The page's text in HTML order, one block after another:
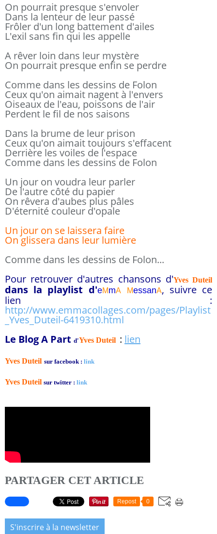
On pourrait presque s'envoler
Dans la lenteur de leur passé
Frôler d'un long battement d'ailes
L'exil sans fin qui les appelle
A rêver loin dans leur mystère
On pourrait presque enfin se perdre
Comme dans les dessins de Folon
Ceux qu'on aimait nagent à l'envers
Oiseaux de l'eau, poissons de l'air
Perdent le fil de nos saisons
Dans la brume de leur prison
Ceux qu'on aimait toujours s'effacent
Derrière les voiles de l'espace
Comme dans les dessins de Folon
Un jour on voudra leur parler
De l'autre côté du papier
On rêvera d'aubes plus pâles
D'éternité couleur d'opale
Un jour on se laissera faire
On glissera dans leur lumière
Comme dans les dessins de Folon...
Pour retrouver d'autres chansons d'Yves Duteil
dans la playlist d'eMmA MessanA, suivre ce
lien :
http://www.emmacollages.com/pages/Playlist
_Yves_Duteil-6419310.html
Le Blog A Part d'Yves Duteil : lien
Yves Duteil sur facebook : link
Yves Duteil sur twitter : link
PARTAGER CET ARTICLE
Repost 0
S'inscrire à la newsletter